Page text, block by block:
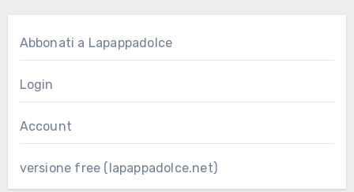
Abbonati a Lapappadolce
Login
Account
versione free (lapappadolce.net)